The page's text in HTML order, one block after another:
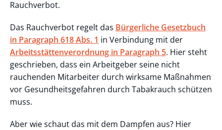
Rauchverbot.
Das Rauchverbot regelt das Bürgerliche Gesetzbuch
in Paragraph 618 Abs. 1 in Verbindung mit der
Arbeitsstättenverordnung in Paragraph 5. Hier steht
geschrieben, dass ein Arbeitgeber seine nicht
rauchenden Mitarbeiter durch wirksame Maßnahmen
vor Gesundheitsgefahren durch Tabakrauch schützen
muss.
Aber wie schaut das mit dem Dampfen aus? Hier